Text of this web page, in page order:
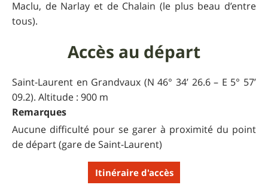
Maclu, de Narlay et de Chalain (le plus beau d’entre
tous).
Accès au départ
Saint-Laurent en Grandvaux (N 46° 34’ 26.6 – E 5° 57’
09.2). Altitude : 900 m
Remarques
Aucune difficulté pour se garer à proximité du point
de départ (gare de Saint-Laurent)
Itinéraire d'accès